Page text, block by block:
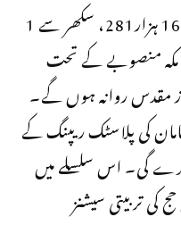
کراچی سے حکومتی سکیم کے تحت 16 ہزار281، سکھر سے 1
روڈ ٹو مکہ منصوبے کے تحت
مقدس روانہ ہوں گے۔
کی پلاسٹک ریپنگ کے
گی۔ اس سلسلے میں
کی تربیتی سیشنز